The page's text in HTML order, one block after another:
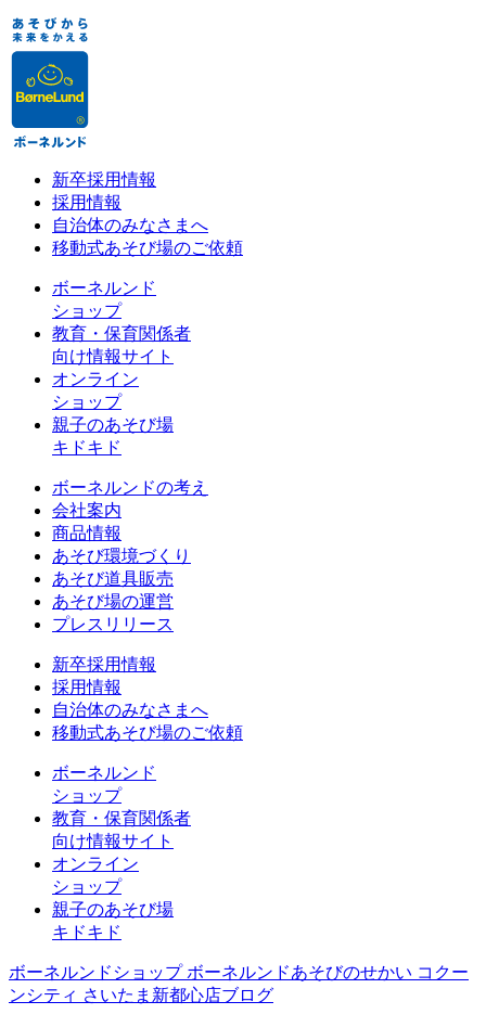
新卒採用情報
採用情報
自治体のみなさまへ
移動式あそび場のご依頼
ボーネルンド
ショップ
教育・保育関係者
向け情報サイト
オンライン
ショップ
親子のあそび場
キドキド
ボーネルンドの考え
会社案内
商品情報
あそび環境づくり
あそび道具販売
あそび場の運営
プレスリリース
新卒採用情報
採用情報
自治体のみなさまへ
移動式あそび場のご依頼
ボーネルンド
ショップ
教育・保育関係者
向け情報サイト
オンライン
ショップ
親子のあそび場
キドキド
ボーネルンドショップ ボーネルンドあそびのせかい コクー
ンシティ さいたま新都心店ブログ